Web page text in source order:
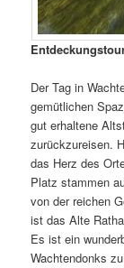
Der Tag in
gemütlichen
gut erhaltene
zurückzureisen.
das Herz des
Platz stammen
von der reichen
ist das Alte
Es ist ein
Wachtendonks